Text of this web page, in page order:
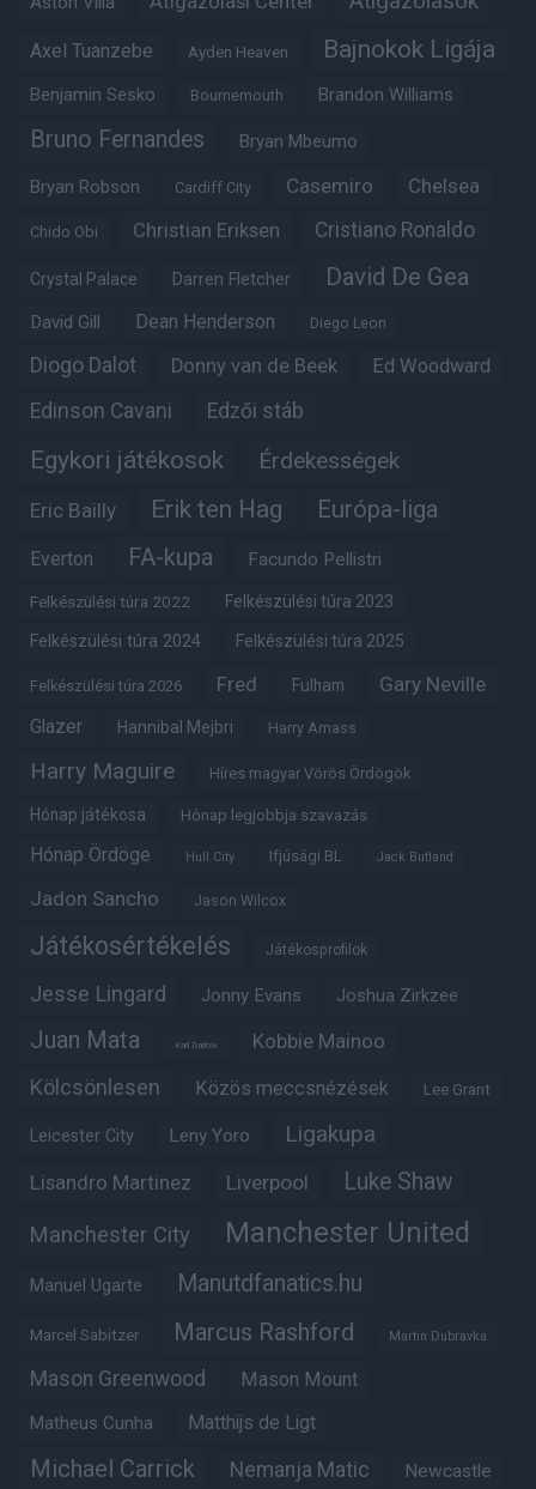
Axel Tuanzebe Ayden Heaven Bajnokok Ligája
Benjamin Sesko Bournemouth Brandon Williams
Bruno Fernandes Bryan Mbeumo
Bryan Robson Cardiff City Casemiro Chelsea
Chido Obi Christian Eriksen Cristiano Ronaldo
Crystal Palace Darren Fletcher David De Gea
David Gill Dean Henderson Diego Leon
Diogo Dalot Donny van de Beek Ed Woodward
Edinson Cavani Edzői stáb
Egykori játékosok Érdekességek
Eric Bailly Erik ten Hag Európa-liga
Everton FA-kupa Facundo Pellistri
Felkészülési túra 2022 Felkészülési túra 2023
Felkészülési túra 2024 Felkészülési túra 2025
Felkészülési túra 2026 Fred Fulham Gary Neville
Glazer Hannibal Mejbri Harry Amass
Harry Maguire Híres magyar Vörös Ördögök
Hónap játékosa Hónap legjobbja szavazás
Hónap Ördöge Hull City Ifjúsági BL Jack Butland
Jadon Sancho Jason Wilcox
Játékosértékelés Játékosprofilok
Jesse Lingard Jonny Evans Joshua Zirkzee
Juan Mata Karl Darlow Kobbie Mainoo
Kölcsönlesen Közös meccsnézések Lee Grant
Leicester City Leny Yoro Ligakupa
Lisandro Martinez Liverpool Luke Shaw
Manchester City Manchester United
Manuel Ugarte Manutdfanatics.hu
Marcel Sabitzer Marcus Rashford Martin Dubravka
Mason Greenwood Mason Mount
Matheus Cunha Matthijs de Ligt
Michael Carrick Nemanja Matic Newcastle